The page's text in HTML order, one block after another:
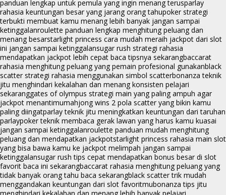
panduan lengkap untuk pemula yang ingin menang terusparlay
rahasia keuntungan besar yang jarang orang tahupoker strategi
terbukti membuat kamu menang lebih banyak jangan sampai
ketinggalanroulette panduan lengkap menghitung peluang dan
menang besarstarlight princess cara mudah meraih jackpot dari slot
ini jangan sampai ketinggalansugar rush strategi rahasia
mendapatkan jackpot lebih cepat baca tipsnya sekarangbaccarat
rahasia menghitung peluang yang pemain profesional gunakanblack
scatter strategi rahasia menggunakan simbol scatterbonanza teknik
jitu menghindari kekalahan dan menang konsisten pelajari
sekaranggates of olympus strategi main yang paling ampuh agar
jackpot menantimumahjong wins 2 pola scatter yang bikin kamu
paling diingatparlay teknik jitu meningkatkan keuntungan dari taruhan
parlaypoker teknik membaca gerak lawan yang harus kamu kuasai
jangan sampai ketinggalanroulette panduan mudah menghitung
peluang dan mendapatkan jackpotstarlight princess rahasia main slot
yang bisa bawa kamu ke jackpot melimpah jangan sampai
ketinggalansugar rush tips cepat mendapatkan bonus besar di slot
favorit baca ini sekarangbaccarat rahasia menghitung peluang yang
tidak banyak orang tahu baca sekarangblack scatter trik mudah
menggandakan keuntungan dari slot favoritmubonanza tips jitu